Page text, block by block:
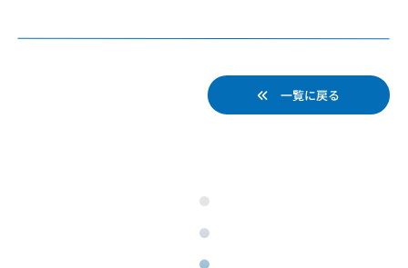
一覧に戻る